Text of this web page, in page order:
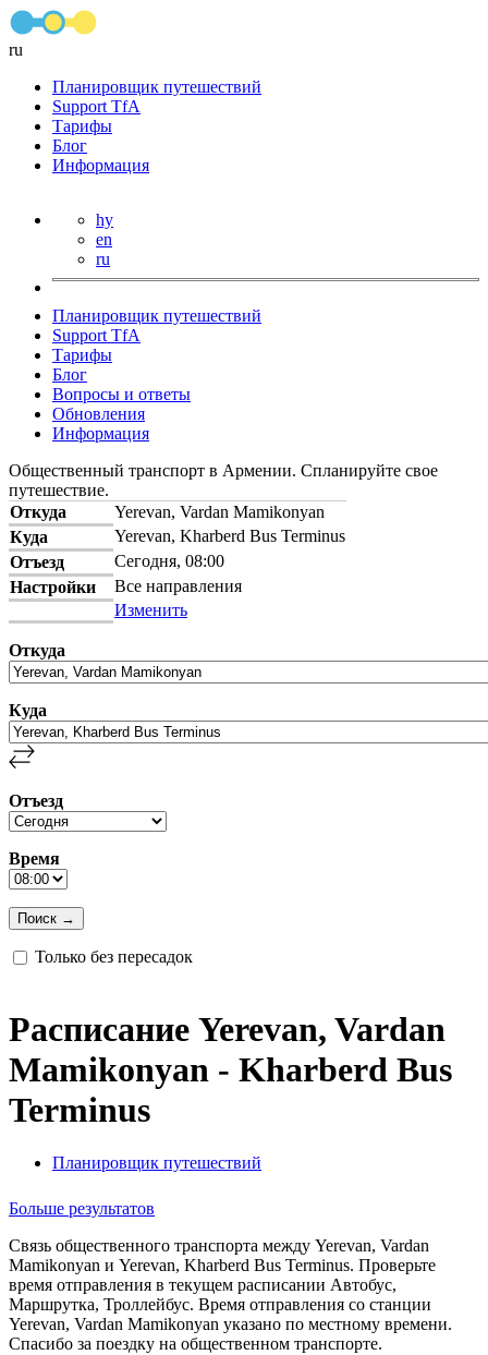
ru
Планировщик путешествий
Support TfA
Тарифы
Блог
Информация
hy
en
ru
Планировщик путешествий
Support TfA
Тарифы
Блог
Вопросы и ответы
Обновления
Информация
Общественный транспорт в Армении. Спланируйте свое
путешествие.
Откуда
Yerevan, Vardan Mamikonyan
Куда
Yerevan, Kharberd Bus Terminus
Отъезд
Сегодня, 08:00
Настройки
Все направления
Изменить
Откуда
Куда
Отъезд
Время
Только без пересадок
Расписание Yerevan, Vardan
Mamikonyan - Kharberd Bus
Terminus
Планировщик путешествий
Больше результатов
Связь общественного транспорта между Yerevan, Vardan
Mamikonyan и Yerevan, Kharberd Bus Terminus. Проверьте
время отправления в текущем расписании Автобус,
Маршрутка, Троллейбус. Время отправления со станции
Yerevan, Vardan Mamikonyan указано по местному времени.
Спасибо за поездку на общественном транспорте.